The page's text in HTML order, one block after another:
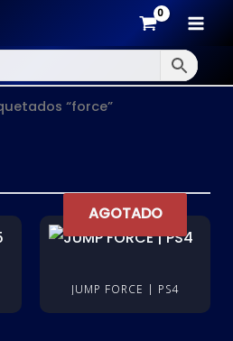
“force”
AGOTADO
JUMP FORCE | PS4